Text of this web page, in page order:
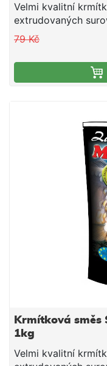
Velmi kvalitní
extrudovaných
je vhodná pro
se o směs tepelně
doplněnou o
Směs je ideální
vlhčíme raději
závislosti na
dovlhčujeme. Po
konzistence
79 Kč
Krmítková směs
1kg
Velmi kvalitní